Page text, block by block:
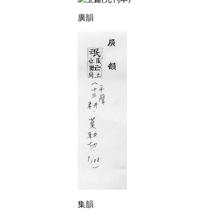
廣韻
集韻